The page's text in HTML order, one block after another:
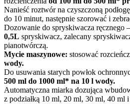
Nanieść roztwór na czyszczoną
do 10 minut, następnie szorować i
Dozowanie do spryskiwacza ręcznego –
0,5L spryskiwacz, zalecany
pianotwórczą.
Mycie maszynowe: stosować
wody.
Do usuwania starych powłok
500 ml do 1000 ml* na 10 l wody.
Automatyczna miarka dozująca
z podziałką 10 ml, 20 ml, 30 ml, 40 ml